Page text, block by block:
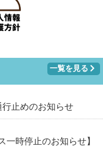
一覧を見る
止めのお知らせ
一時停止のお知らせ】